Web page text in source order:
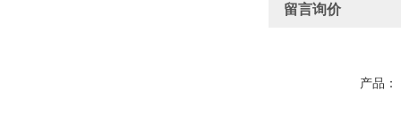
留言询价
产品：